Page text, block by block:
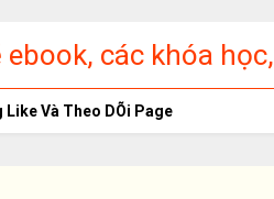
các khóa học,
phí
Like Và Theo DÕi Page